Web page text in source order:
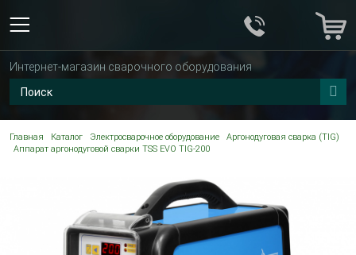
Интернет-магазин сварочного оборудования
Главная Каталог Электросварочное оборудование
Аргонодуговая сварка (TIG)
Аппарат аргонодуговой сварки TSS EVO TIG-200